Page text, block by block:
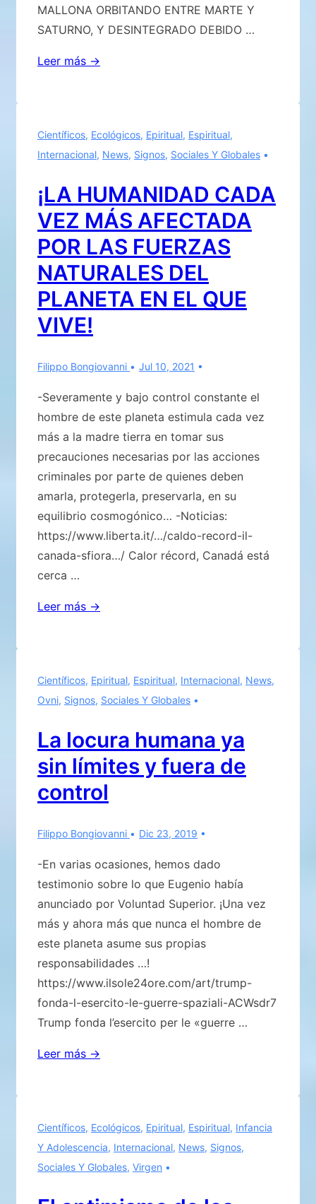
MALLONA ORBITANDO ENTRE MARTE Y
SATURNO, Y DESINTEGRADO DEBIDO …
Ya
Los
anillos
Saturno
son
evidencia
del
fin
del
planeta
Mallona
Leer más →
Científicos, Ecológicos, Epiritual, Espiritual,
Internacional, News, Signos, Sociales Y Globales
¡LA HUMANIDAD CADA
VEZ MÁS AFECTADA
POR LAS FUERZAS
NATURALES DEL
PLANETA EN EL QUE
VIVE!
Filippo Bongiovanni Jul 10, 2021
-Severamente y bajo control constante el
hombre de este planeta estimula cada vez
más a la madre tierra en tomar sus
precauciones necesarias por las acciones
criminales por parte de quienes deben
amarla, protegerla, preservarla, en su
equilibrio cosmogónico… -Noticias:
https://www.liberta.it/…/caldo-record-il-
canada-sfiora…/ Calor récord, Canadá está
cerca …
¡LA
MÁS
AFECTADA
LAS
FUERZAS
NATURALES
DEL
EN
EL
QUE
VIVE!
Leer más →
Científicos, Epiritual, Espiritual, Internacional, News,
Ovni, Signos, Sociales Y Globales
La locura humana ya
sin límites y fuera de
control
Filippo Bongiovanni Dic 23, 2019
-En varias ocasiones, hemos dado
testimonio sobre lo que Eugenio había
anunciado por Voluntad Superior. ¡Una vez
más y ahora más que nunca el hombre de
este planeta asume sus propias
responsabilidades …!
https://www.ilsole24ore.com/art/trump-
fonda-l-esercito-le-guerre-spaziali-ACWsdr7
Trump fonda l’esercito per le «guerre …
La
sin
límites
y
Leer más →
Científicos, Ecológicos, Epiritual, Espiritual, Infancia
Y Adolescencia, Internacional, News, Signos,
Sociales Y Globales, Virgen